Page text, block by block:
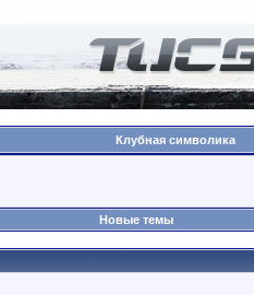
Клубная символика
Новые темы